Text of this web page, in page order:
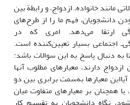
مانند خانواده، ازدواج، و رابطة بین
دانشجویان، فهم ما را از طرح‌های
ارتقا می‌دهد. امری که در
اجتماعی بسیار تعیین‌کننده است.
دنبال پاسخ به این سوالات باشد:
دارند، معیارهای مطلوب آنها
معیارها به‌سمت برابری بین دو
همچنان بر معیارهای متفاوت میان